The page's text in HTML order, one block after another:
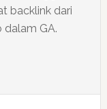
backlink dari
GA.